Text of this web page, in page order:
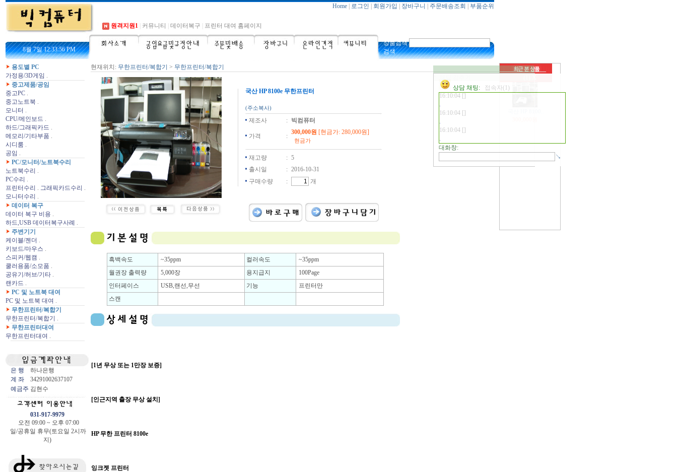
Home 로그인 회원가입 장바구니 주문배송조회 부품순위
원격지원1 커뮤니티 데이터복구 프린터 대여 홈페이지
8월 7일 12:33:59 PM
상품검색
검색
용도별 PC
가정용/3D게임 .
중고제품/공임
중고PC .
중고노트북 .
모니터 .
CPU/메인보드 .
하드/그래픽카드 .
메모리/기타부품 .
시디룸 .
공임 .
PC/모니터/노트북수리
노트북수리 .
PC수리 .
프린터수리 . 그래픽카드수리 .
모니터수리 .
데이터 복구
데이터 복구 비용 .
하드,USB 데이터복구사례 .
주변기기
케이블/젠더 .
키보드/마우스 .
스피커/웹캠 .
쿨러용품/소모품 .
공유기/허브/기타 .
랜카드 .
PC 및 노트북 대여
PC 및 노트북 대여 .
무한프린터/복합기
무한프린터/복합기
.
무한프린터대여
무한프린터대여 .
은 행
하나은행
계 좌
34291002637107
예금주 김현수
031-917-9979
오전 09:00 ~ 오후 07:00
일/공휴일 휴무(토요일 2시까
지)
현재위치: 무한프린터/복합기 > 무한프린터/복합기
국산 HP 8100e 무한프린터
(주소복사)
제조사 : 빅컴퓨터
가격 :
300,000원 [현금가: 280,000원]
현금가
재고량 : 5
출시일
: 2016-10-31
구매수량
: 개
흑백속도 ~35ppm 컬러속도
~35ppm
월권장 출력량
5,000장 용지급지
100Page
인터페이스
USB,랜선,무선 기능
프린터만
스캔
[1년 무상 또는 1만장 보증]
[인근지역 출장 무상 설치]
HP 무한 프린터 8100e
잉크젯 프린터
↖채팅 감추기
상담 채팅:
접속자(1)
14:23:46 []
16:10:04 []
.
16:10:04 []
.
16:10:04 []
.
16:10:04 []
대화창:
↘